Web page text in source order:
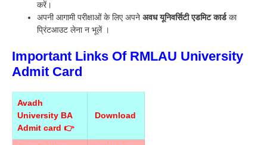
करें।
अपनी आगामी परीक्षाओं के लिए अपने अवध यूनिवर्सिटी एडमिट कार्डका
प्रिंटआउट लेना न भूलें ।
Important Links Of RMLAU University
Admit Card
Avadh
University BA
Admit card 👉
Download